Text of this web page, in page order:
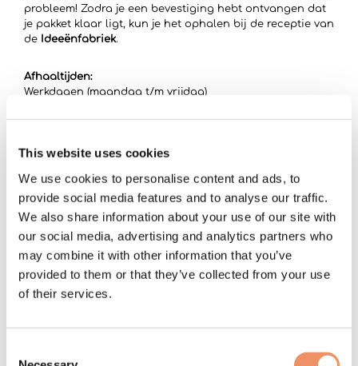
This website uses cookies
We use cookies to personalise content and ads, to
provide social media features and to analyse our traffic.
We also share information about your use of our site with
our social media, advertising and analytics partners who
may combine it with other information that you’ve
provided to them or that they’ve collected from your use
of their services.
probleem! Zodra je een bevestiging hebt ontvangen dat
je pakket klaar ligt, kun je het ophalen bij de receptie van
de Ideeënfabriek.
Afhaaltijden:
Werkdagen (maandag t/m vrijdag)
De Ideeënfabriek
Liessentstraat 9a
Nederland
Retourbeleid
Wil je je bestelling ruilen of retourneren? Geen probleem
dagenruilen of retourneren. Voor geretourneerde